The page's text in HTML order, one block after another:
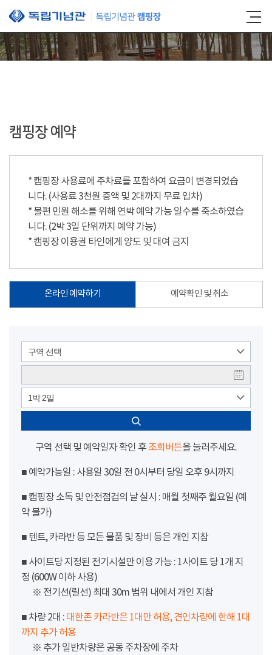
본문 바로가기
캠핑장 예약
* 캠핑장 사용료에 주차료를 포함하여 요금이 변경되었습
니다. (사용료 3천원 증액 및 2대까지 무료 입차)
* 불편 민원 해소를 위해 연박 예약 가능 일수를 축소하였습
니다. (2박 3일 단위까지 예약 가능)
* 캠핑장 이용권 타인에게 양도 및 대여 금지
온라인 예약하기 예약확인 및 취소
구역 선택
1박 2일
구역 선택 및 예약일자 확인 후 조회버튼을 눌러주세요.
■ 예약가능일 : 사용일 30일 전 0시부터 당일 오후 9시까지
■ 캠핑장 소독 및 안전점검의 날 실시 : 매월 첫째주 월요일 (예
약 불가)
■ 텐트, 카라반 등 모든 물품 및 장비 등은 개인 지참
■ 사이트당 지정된 전기시설만 이용 가능 : 1사이트 당 1개 지
정 (600W 이하 사용)
※ 전기선(릴선) 최대 30m 범위 내에서 개인 지참
■ 차량 2대 : 대한존 카라반은 1대만 허용, 견인차량에 한해 1대
까지 추가 허용
※ 추가 일반차량은 공동 주차장에 주차